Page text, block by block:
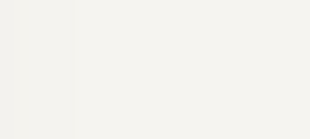
de Saint-Sépulcre en Villacerf (Aube)
»
à l'agrandissement de l'orgue de la cathé...
1914-1918 »